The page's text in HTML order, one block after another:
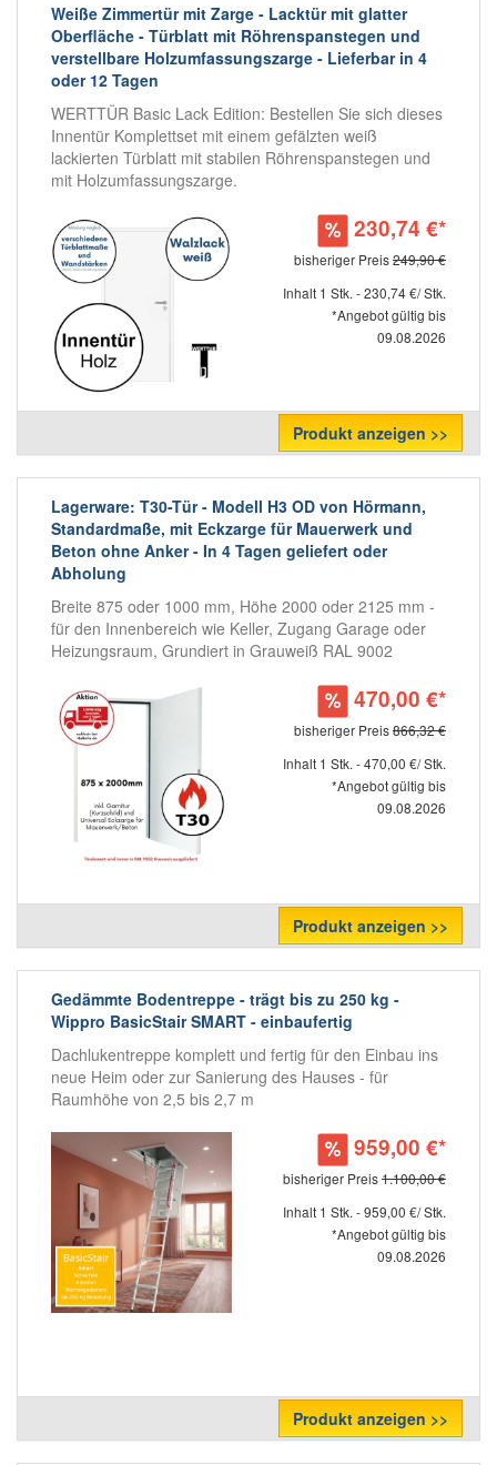
Weiße Zimmertür mit Zarge - Lacktür mit glatter
Oberfläche - Türblatt mit Röhrenspanstegen und
verstellbare Holzumfassungszarge - Lieferbar in 4
oder 12 Tagen
WERTTÜR Basic Lack Edition: Bestellen Sie sich dieses
Innentür Komplettset mit einem gefälzten weiß
lackierten Türblatt mit stabilen Röhrenspanstegen und
mit Holzumfassungszarge.
230,74 €*
bisheriger Preis249,90 €
Inhalt 1 Stk. - 230,74 €/ Stk.
*Angebot gültig bis
09.08.2026
Produkt anzeigen >>
Lagerware: T30-Tür - Modell H3 OD von Hörmann,
Standardmaße, mit Eckzarge für Mauerwerk und
Beton ohne Anker - In 4 Tagen geliefert oder
Abholung
Breite 875 oder 1000 mm, Höhe 2000 oder 2125 mm -
für den Innenbereich wie Keller, Zugang Garage oder
Heizungsraum, Grundiert in Grauweiß RAL 9002
470,00 €*
bisheriger Preis866,32 €
Inhalt 1 Stk. - 470,00 €/ Stk.
*Angebot gültig bis
09.08.2026
Produkt anzeigen >>
Gedämmte Bodentreppe - trägt bis zu 250 kg -
Wippro BasicStair SMART - einbaufertig
Dachlukentreppe komplett und fertig für den Einbau ins
neue Heim oder zur Sanierung des Hauses - für
Raumhöhe von 2,5 bis 2,7 m
959,00 €*
bisheriger Preis1.100,00 €
Inhalt 1 Stk. - 959,00 €/ Stk.
*Angebot gültig bis
09.08.2026
Produkt anzeigen >>